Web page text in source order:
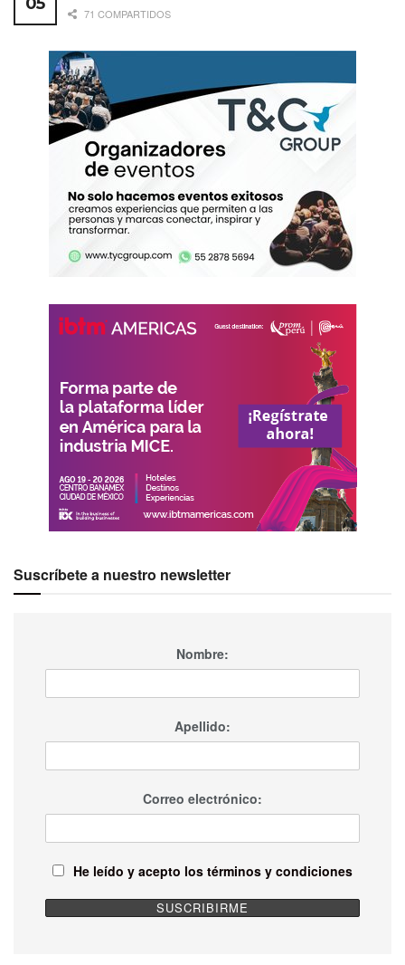
71 COMPARTIDOS
Suscríbete a nuestro newsletter
Nombre:
Apellido:
Correo electrónico:
He leído y acepto los términos y condiciones